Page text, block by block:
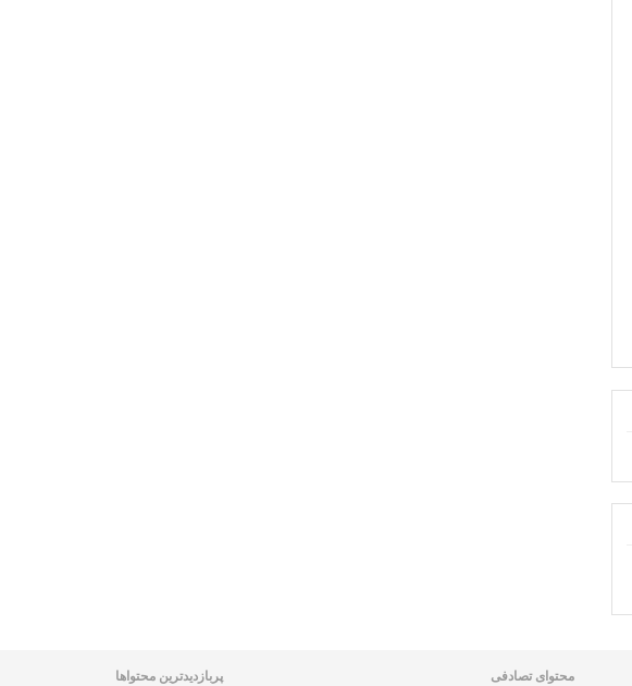
محتوای تصادفی پربازدیدترین محتواها